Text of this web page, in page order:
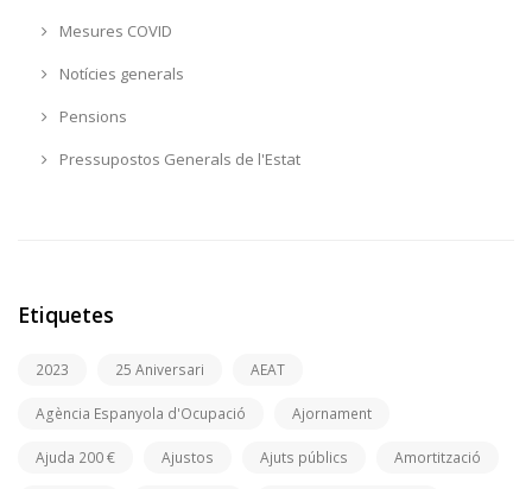
Mesures COVID
Notícies generals
Pensions
Pressupostos Generals de l'Estat
Etiquetes
2023 25 Aniversari AEAT
Agència Espanyola d'Ocupació Ajornament
Ajuda 200 € Ajustos Ajuts públics Amortització